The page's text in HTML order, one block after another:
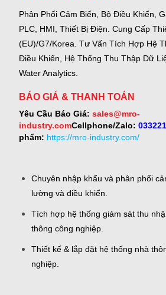
Phân Phối Cảm Biến, Bộ Điều Khiển,
PLC, HMI, Thiết Bị Điện. Cung Cấp
(EU)/G7/Korea. Tư Vấn Tích Hợp Hệ
Điều Khiển, Hệ Thống Thu Thập Dữ
Water Analytics.
BÁO GIÁ & THANH TOÁN
Yêu Cầu Báo Giá: sales@mro-
industry.comCellphone/Zalo:
phẩm: https://mro-industry.com/
Chuyên nhập khẩu và phân phối
lường và điều khiển.
Tích hợp hệ thống giám sát thu
thông công nghiệp.
Thiết kế & lắp đặt hệ thống nhà
nghiệp.